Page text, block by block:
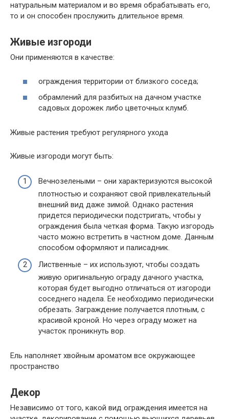
натуральным материалом и во время обрабатывать его,
то и он способен прослужить длительное время.
Живые изгороди
Они применяются в качестве:
ограждения территории от близкого соседа;
обрамлений для разбитых на дачном участке
садовых дорожек либо цветочных клумб.
Живые растения требуют регулярного ухода
Живые изгороди могут быть:
Вечнозелеными – они характеризуются высокой
плотностью и сохраняют свой привлекательный
внешний вид даже зимой. Однако растения
придется периодически подстригать, чтобы у
ограждения была четкая форма. Такую изгородь
часто можно встретить в частном доме. Данным
способом оформляют и палисадник.
Лиственные – их используют, чтобы создать
живую оригинальную ограду дачного участка,
которая будет выгодно отличаться от изгороди
соседнего надела. Ее необходимо периодически
обрезать. Заграждение получается плотным, с
красивой кроной. Но через ограду может на
участок проникнуть вор.
Ель наполняет хвойным ароматом все окружающее
пространство
Декор
Независимо от того, какой вид ограждения имеется на